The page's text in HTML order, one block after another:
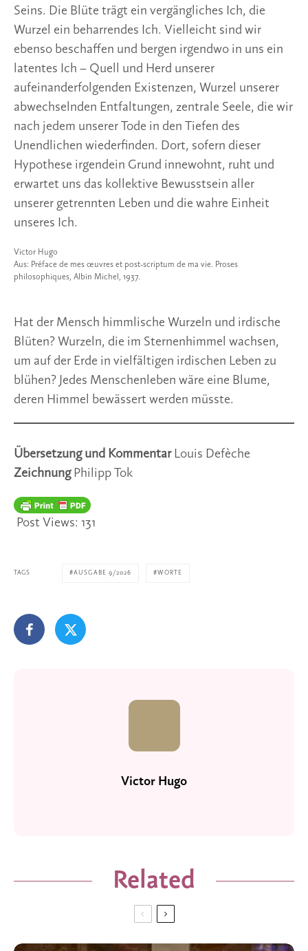
Seins. Die Blüte trägt ein vergängliches Ich, die
Wurzel ein beharrendes Ich. Vielleicht sind wir
ebenso beschaffen und bergen irgendwo in uns ein
latentes Ich – Quell und Herd unserer
aufeinanderfolgenden Existenzen, Wurzel unserer
abwechselnden Entfaltungen, zentrale Seele, die wir
nach jedem unserer Tode in den Tiefen des
Unendlichen wiederfinden. Dort, sofern dieser
Hypothese irgendein Grund innewohnt, ruht und
erwartet uns das kollektive Bewusstsein aller
unserer getrennten Leben und die wahre Einheit
unseres Ich.
Victor Hugo
Aus: Préface de mes œuvres et post-scriptum de ma vie. Proses
philosophiques, Albin Michel, 1937.
Hat der Mensch himmlische Wurzeln und irdische
Blüten? Wurzeln, die im Sternenhimmel wachsen,
um auf der Erde in vielfältigen irdischen Leben zu
blühen? Jedes Menschenleben wäre eine Blume,
deren Himmel bewässert werden müsste.
Übersetzung und KommentarLouis Defèche
ZeichnungPhilipp Tok
Post Views: 131
TAGS AUSGABE 9/2026 WORTE
Victor Hugo
Related